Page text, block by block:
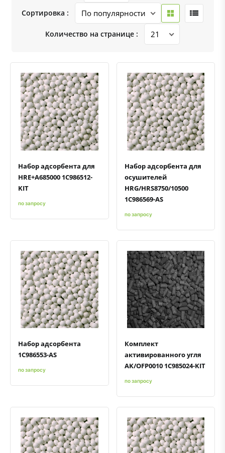
Сортировка :
Количество на странице :
Быстрый просмотрДобавить к сравнению
Добавить в избранное
Набор адсорбента для
HRE+A685000 1C986512-
KIT
по запросу
Быстрый просмотрДобавить к сравнению
Добавить в избранное
Набор адсорбента для
осушителей
HRG/HRS8750/10500
1C986569-AS
по запросу
Быстрый просмотрДобавить к сравнению
Добавить в избранное
Набор адсорбента
1C986553-AS
по запросу
Быстрый просмотрДобавить к сравнению
Добавить в избранное
Комплект
активированного угля
AK/OFP0010 1C985024-KIT
по запросу